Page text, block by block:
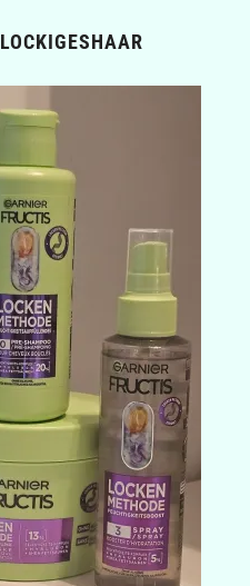
LOCKIGESHAAR